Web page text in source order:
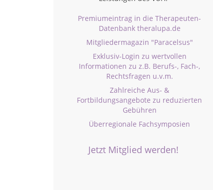
Premiumeintrag in die Therapeuten-
Datenbank theralupa.de
Mitgliedermagazin "Paracelsus"
Exklusiv-Login zu wertvollen
Informationen zu z.B. Berufs-, Fach-,
Rechtsfragen u.v.m.
Zahlreiche Aus- &
Fortbildungsangebote zu reduzierten
Gebühren
Überregionale Fachsymposien
Jetzt Mitglied werden!